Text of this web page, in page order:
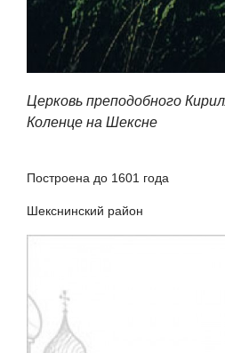
Церковь преподобного
Коленце на Шексне
Построена до 1601 года
Шекснинский район